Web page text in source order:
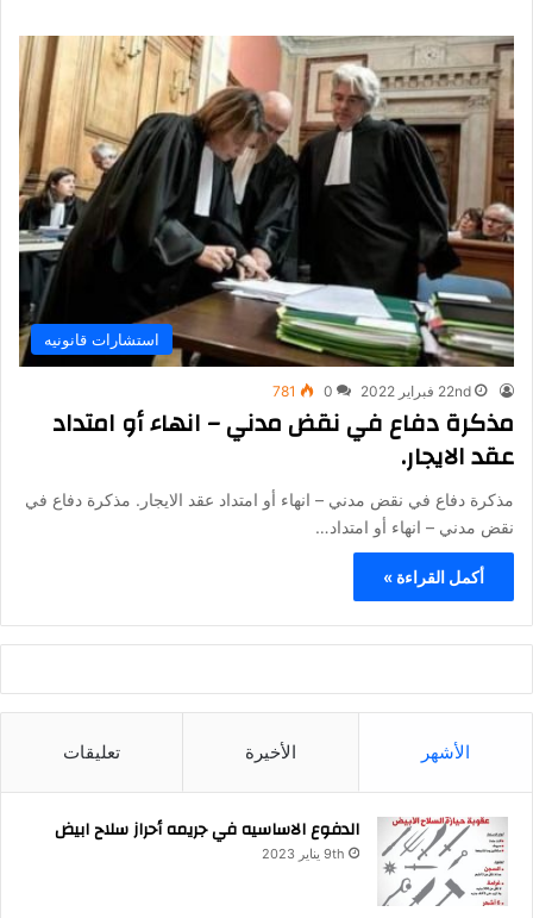
استشارات قانونيه
22nd فبراير 2022 0
781
مذكرة دفاع في نقض مدني – انهاء أو امتداد
عقد الايجار.
مذكرة دفاع في نقض مدني – انهاء أو امتداد عقد الايجار. مذكرة دفاع في
نقض مدني – انهاء أو امتداد…
أكمل القراءة »
الأشهر الأخيرة تعليقات
الدفوع الاساسيه في جريمه أحراز سلاح ابيض
9th يناير 2023